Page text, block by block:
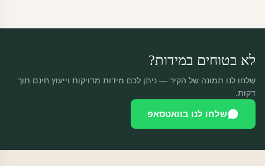
לא בטוחים במידות?
שלחו לנו תמונה של הקיר — ניתן לכם מידות מדויקות וייעוץ חינם תוך
דקות.
שלחו לנו בוואטסאפ